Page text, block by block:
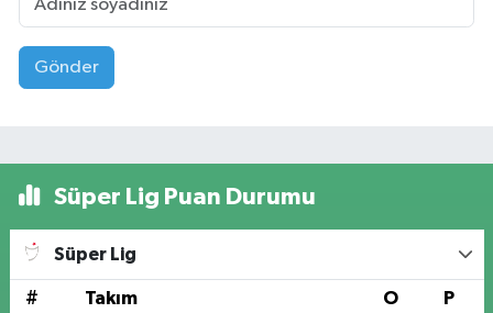
Gönder
Süper Lig Puan Durumu
Süper Lig
# Takım O P